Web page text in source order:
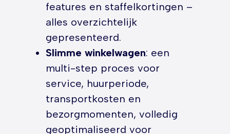
features en staffelkortingen –
alles overzichtelijk
gepresenteerd.
Slimme winkelwagen: een
multi-step proces voor
service, huurperiode,
transportkosten en
bezorgmomenten, volledig
geoptimaliseerd voor